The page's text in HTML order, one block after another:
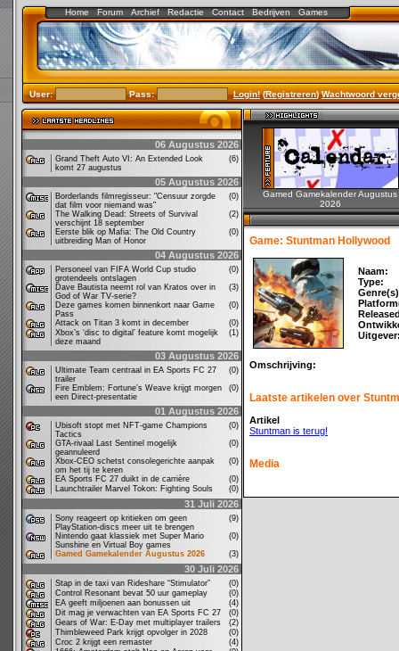
Home Forum Archief Redactie Contact Bedrijven Games
User: Pass: Login!(Registreren)Wachtwoord
06 Augustus 2026
Grand Theft Auto VI: An Extended Look
komt 27 augustus
(6)
05 Augustus 2026
Borderlands filmregisseur: "Censuur zorgde
dat film voor niemand was"
(0)
The Walking Dead: Streets of Survival
verschijnt 18 september
(2)
Eerste blik op Mafia: The Old Country
uitbreiding Man of Honor
(0)
04 Augustus 2026
Personeel van FIFA World Cup studio
grotendeels ontslagen
(0)
Dave Bautista neemt rol van Kratos over in
God of War TV-serie?
(3)
Deze games komen binnenkort naar Game
Pass
(0)
Attack on Titan 3 komt in december
(0)
Xbox’s ‘disc to digital’ feature komt mogelijk
deze maand
(1)
03 Augustus 2026
Ultimate Team centraal in EA Sports FC 27
trailer
(0)
Fire Emblem: Fortune's Weave krijgt morgen
een Direct-presentatie
(0)
01 Augustus 2026
Ubisoft stopt met NFT-game Champions
Tactics
(0)
GTA-rivaal Last Sentinel mogelijk
geannuleerd
(0)
Xbox-CEO schetst consolegerichte aanpak
om het tij te keren
(0)
EA Sports FC 27 duikt in de carrière
(0)
Launchtrailer Marvel Tokon: Fighting Souls
(0)
31 Juli 2026
Sony reageert op kritieken om geen
PlayStation-discs meer uit te brengen
(9)
Nintendo gaat klassiek met Super Mario
Sunshine en Virtual Boy games
(0)
Gamed Gamekalender Augustus 2026
(3)
30 Juli 2026
Stap in de taxi van Rideshare “Stimulator”
(0)
Control Resonant bevat 50 uur gameplay
(0)
EA geeft miljoenen aan bonussen uit
(4)
Dit mag je verwachten van EA Sports FC 27
(0)
Gears of War: E-Day met multiplayer trailers
(2)
Thimbleweed Park krijgt opvolger in 2028
(0)
Croc 2 krijgt een remaster
(4)
Gamed Gamekalender Augustus
2026
Game: Stuntman Hollywood
Naam:
Type:
Omschrijving:
Laatste artikelen over
Artikel
Stuntman is terug!
Media